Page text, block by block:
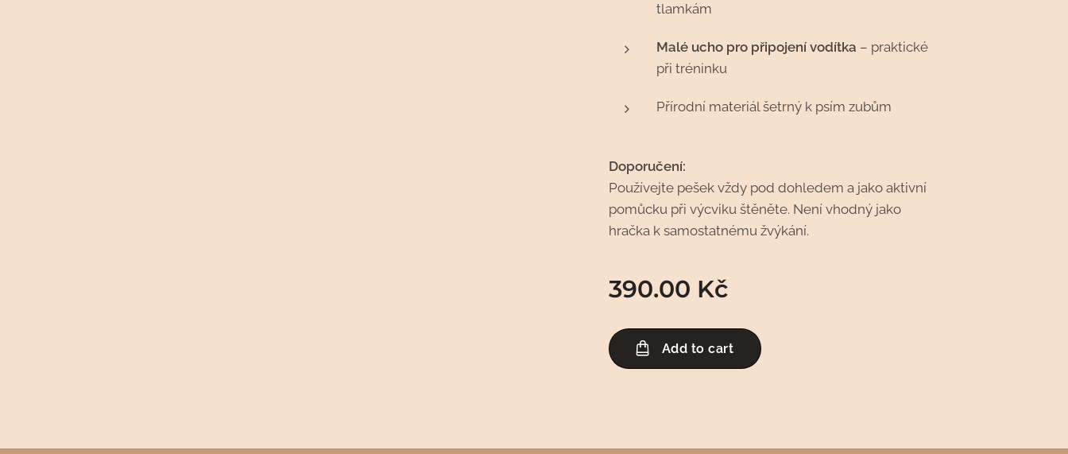
tlamkám
Malé ucho pro připojení vodítka – praktické
při tréninku
Přírodní materiál šetrný k psím zubům
Doporučení:
Používejte pešek vždy pod dohledem a jako aktivní
pomůcku při výcviku štěněte. Není vhodný jako
hračka k samostatnému žvýkání.
390.00 Kč
Add to cart